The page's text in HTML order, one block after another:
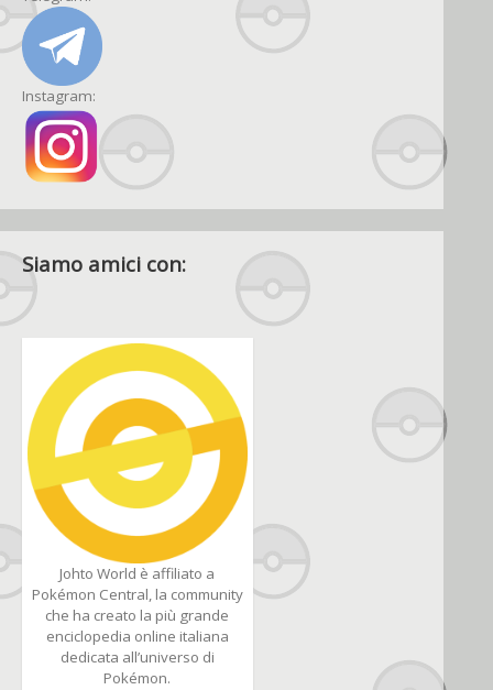
Instagram:
Siamo amici con:
Johto World è affiliato a
Pokémon Central, la community
che ha creato la più grande
enciclopedia online italiana
dedicata all’universo di
Pokémon.